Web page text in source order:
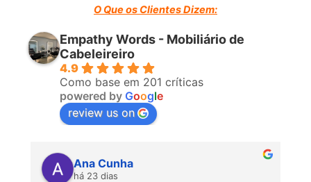
O Que os Clientes Dizem:
Empathy Words - Mobiliário de
Cabeleireiro
4.9
Como base em 201 críticas
powered by Google
review us on
Ana Cunha
há 23 dias